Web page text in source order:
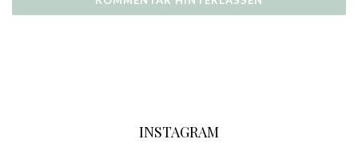
INSTAGRAM